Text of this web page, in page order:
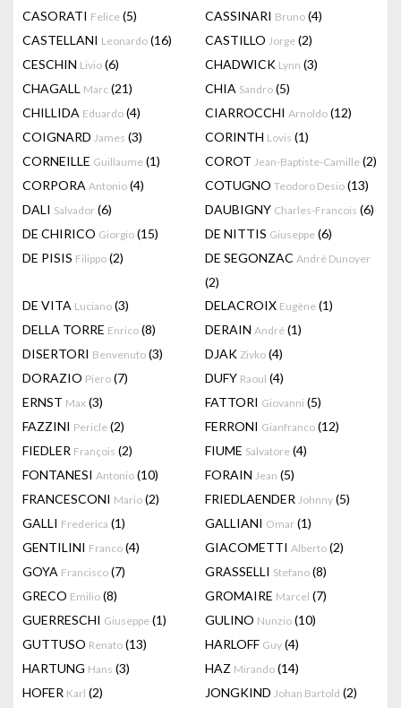
CASORATI Felice (5) CASSINARI Bruno (4)
CASTELLANI Leonardo (16) CASTILLO Jorge (2)
CESCHIN Livio (6) CHADWICK Lynn (3)
CHAGALL Marc (21) CHIA Sandro (5)
CHILLIDA Eduardo (4) CIARROCCHI Arnoldo (12)
COIGNARD James (3) CORINTH Lovis (1)
CORNEILLE Guillaume (1) COROT Jean-Baptiste-Camille (2)
CORPORA Antonio (4) COTUGNO Teodoro Desio (13)
DALI Salvador (6) DAUBIGNY Charles-Francois (6)
DE CHIRICO Giorgio (15) DE NITTIS Giuseppe (6)
DE PISIS Filippo (2) DE SEGONZAC André Dunoyer
(2)
DE VITA Luciano (3) DELACROIX Eugène (1)
DELLA TORRE Enrico (8) DERAIN André (1)
DISERTORI Benvenuto (3) DJAK Zivko (4)
DORAZIO Piero (7) DUFY Raoul (4)
ERNST Max (3) FATTORI Giovanni (5)
FAZZINI Pericle (2) FERRONI Gianfranco (12)
FIEDLER François (2) FIUME Salvatore (4)
FONTANESI Antonio (10) FORAIN Jean (5)
FRANCESCONI Mario (2) FRIEDLAENDER Johnny (5)
GALLI Frederica (1) GALLIANI Omar (1)
GENTILINI Franco (4) GIACOMETTI Alberto (2)
GOYA Francisco (7) GRASSELLI Stefano (8)
GRECO Emilio (8) GROMAIRE Marcel (7)
GUERRESCHI Giuseppe (1) GULINO Nunzio (10)
GUTTUSO Renato (13) HARLOFF Guy (4)
HARTUNG Hans (3) HAZ Mirando (14)
HOFER Karl (2) JONGKIND Johan Bartold (2)